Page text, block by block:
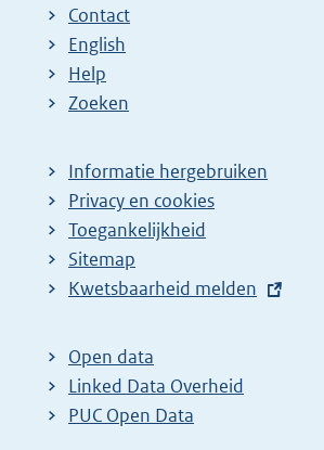
Contact
English
Help
Zoeken
Informatie hergebruiken
Privacy en cookies
Toegankelijkheid
Sitemap
E
t
e
r
Kwetsbaarheid melden
Open data
Linked Data Overheid
PUC Open Data